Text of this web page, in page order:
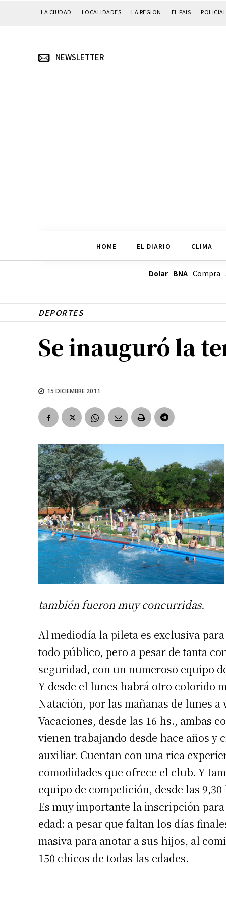
LA CIUDAD LOCALIDADES LA REGION EL PAIS
NEWSLETTER
HOME EL DIARIO CLIMA
Dolar BNACompra
DEPORTES
Se inauguró la
15 DICIEMBRE 2011
también fueron muy concurridas.
Al mediodía la pileta es exclusiva
todo público, pero a pesar de tanta
seguridad, con un numeroso equipo
Y desde el lunes habrá otro colorido
Natación, por las mañanas de lunes
Vacaciones, desde las 16 hs., ambas
vienen trabajando desde hace años y
auxiliar. Cuentan con una rica
comodidades que ofrece el club. Y
equipo de competición, desde las 9,30
Es muy importante la inscripción
edad: a pesar que faltan los días
masiva para anotar a sus hijos, al
150 chicos de todas las edades.